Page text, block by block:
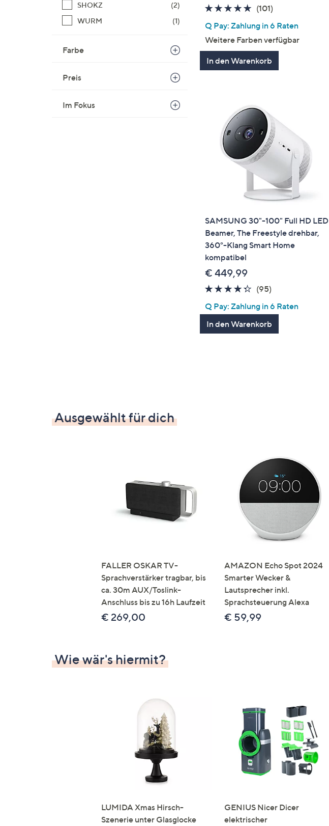
SHOKZ
(2)
WURM
(1)
Farbe
Preis
Im Fokus
4.8
5
(101)101
Q Pay: Zahlung in 6 Raten
Weitere Farben verfügbar
In den Warenkorb
SAMSUNG 30"-100" Full HD LED
Beamer, The Freestyle drehbar,
360°-Klang Smart Home
kompatibel
€ 449,99
4.3
5
(95)95
Q Pay: Zahlung in 6 Raten
In den Warenkorb
Ausgewählt für dich
FALLER OSKAR TV-
Sprachverstärker tragbar, bis
ca. 30m AUX/Toslink-
Anschluss bis zu 16h Laufzeit
€ 269,00
AMAZON Echo Spot 2024
Smarter Wecker &
Lautsprecher inkl.
Sprachsteuerung Alexa
€ 59,99
Wie wär's hiermit?
LUMIDA Xmas Hirsch-
Szenerie unter Glasglocke
GENIUS Nicer Dicer
elektrischer